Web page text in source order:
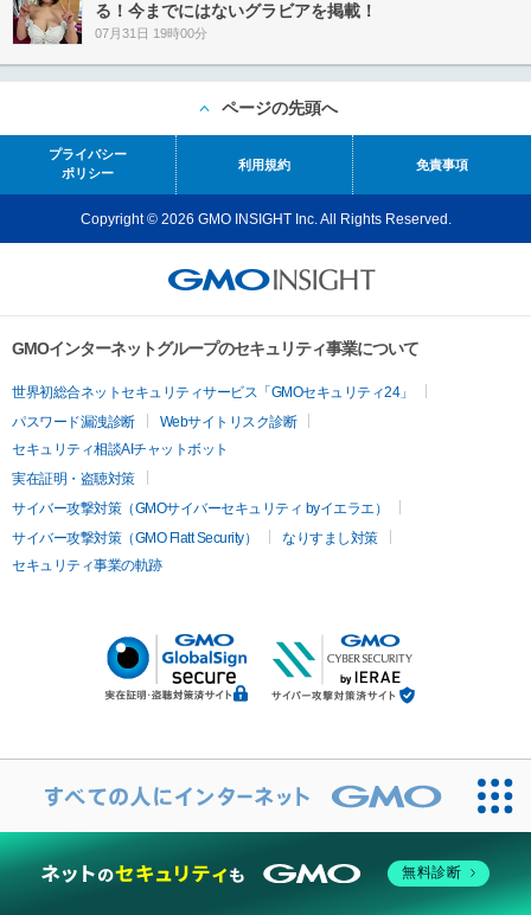
る！今までにはないグラビアを掲載！
07月31日 19時00分
ページの先頭へ
プライバシー
ポリシー
利用規約 免責事項
Copyright © 2026 GMO INSIGHT Inc. All Rights Reserved.
GMOインターネットグループのセキュリティ事業について
世界初総合ネットセキュリティサービス「GMOセキュリティ24」
パスワード漏洩診断
Webサイトリスク診断
セキュリティ相談AIチャットボット
実在証明・盗聴対策
サイバー攻撃対策（GMOサイバーセキュリティ byイエラエ）
サイバー攻撃対策（GMO Flatt Security）
なりすまし対策
セキュリティ事業の軌跡
無料診断